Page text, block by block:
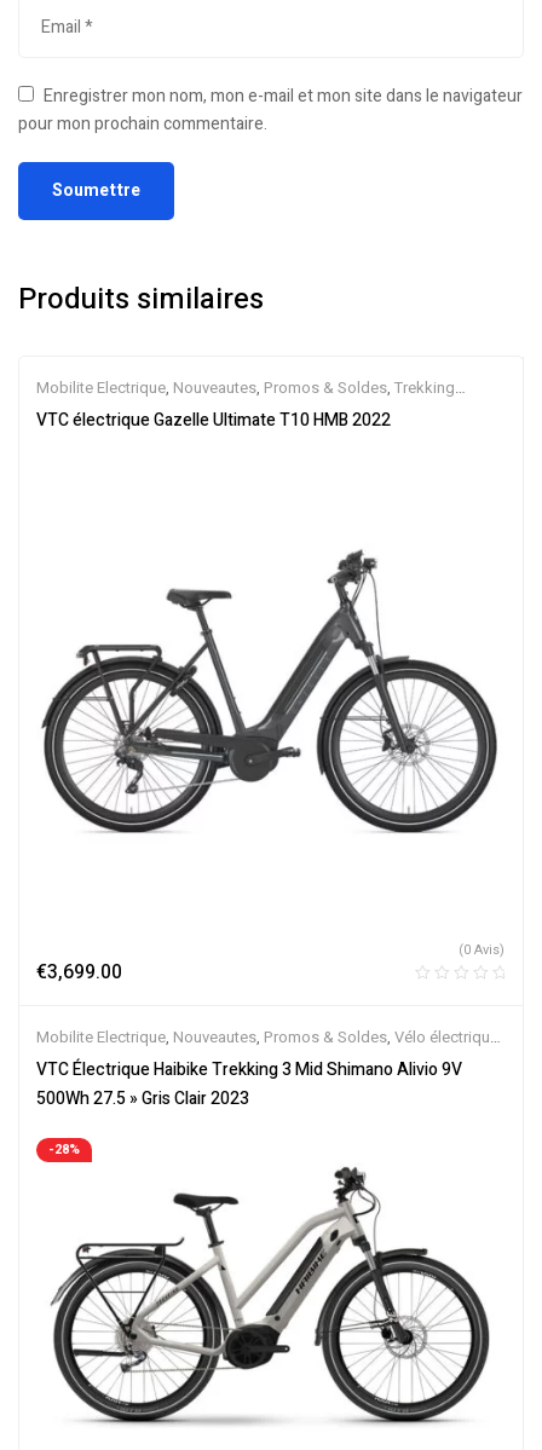
Enregistrer mon nom, mon e-mail et mon site dans le navigateur
pour mon prochain commentaire.
Produits similaires
Mobilite Electrique, Nouveautes, Promos & Soldes, Trekking
électrique,Vélo électrique ville,Velos Electriques,VTC Electrique
VTC électrique Gazelle Ultimate T10 HMB 2022
€3,699.00
(0 Avis)
Mobilite Electrique, Nouveautes, Promos & Soldes, Vélo électrique
ville,Velos Electriques,VTC Electrique
VTC Électrique Haibike Trekking 3 Mid Shimano Alivio 9V
500Wh 27.5 » Gris Clair 2023
-28%